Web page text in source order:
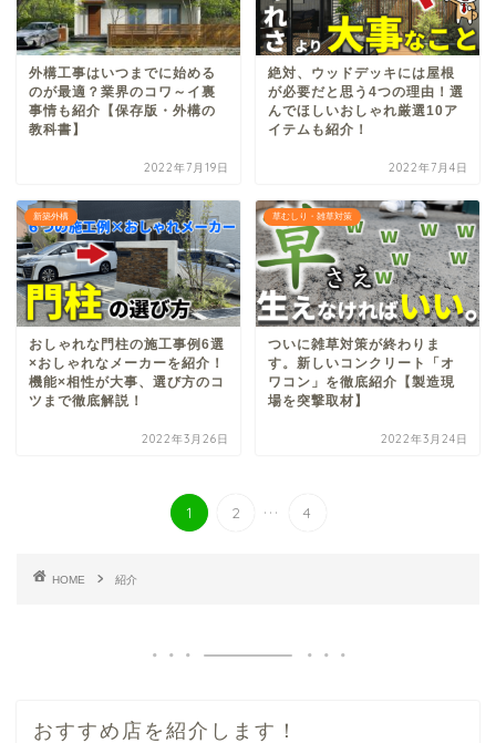
外構工事はいつまでに始める
のが最適？業界のコワ～イ裏
事情も紹介【保存版・外構の
教科書】
2022年7月19日
絶対、ウッドデッキには屋根
が必要だと思う4つの理由！選
んでほしいおしゃれ厳選10ア
イテムも紹介！
2022年7月4日
新築外構
おしゃれな門柱の施工事例6選
×おしゃれなメーカーを紹介！
機能×相性が大事、選び方のコ
ツまで徹底解説！
2022年3月26日
草むしり・雑草対策
ついに雑草対策が終わりま
す。新しいコンクリート「オ
ワコン」を徹底紹介【製造現
場を突撃取材】
2022年3月24日
1 2 ... 4
HOME 紹介
おすすめ店を紹介します！